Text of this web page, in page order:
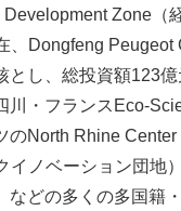
Development Zone（
、Dongfeng
とし、総投資額123
川・フランスEco-
のNorth Rhine
イノベーション団地
などの多くの多国籍